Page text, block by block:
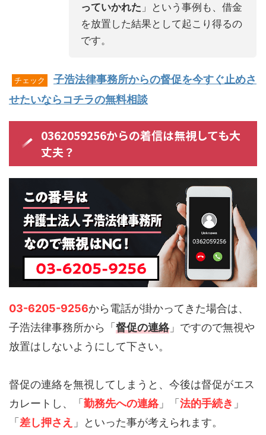
っていかれた 」という事例も、借金
を放置した結果として起こり得るの
です。
チェック
子浩法律事務所からの督促を今すぐ止めさ
せたいならコチラの無料相談
0362059256からの着信は無視しても大
丈夫？
03-6205-9256から電話が掛かってきた場合は、
子浩法律事務所から「 督促の連絡」ですので無視や
放置はしないようにして下さい。
督促の連絡を無視してしまうと、今後は督促がエス
カレートし、「 勤務先への連絡」「 法的手続き 」
「 差し押さえ 」といった事が考えられます。